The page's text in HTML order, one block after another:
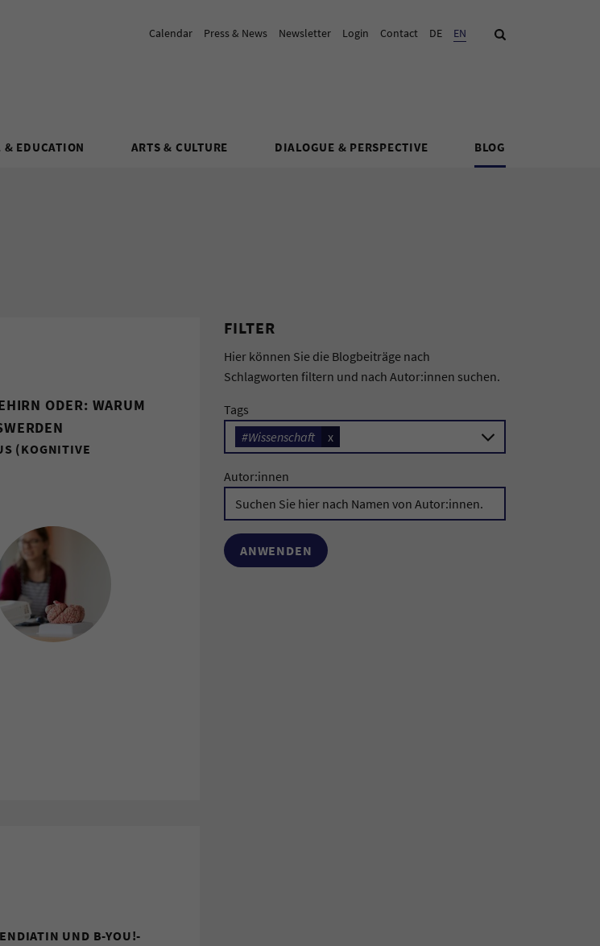
Calendar Press & News Newsletter Login Contact DE Current Language:
EN Search
& EDUCATION ARTS & CULTURE DIALOGUE & PERSPECTIVE BLOG
FILTER
Hier können Sie die Blogbeiträge nach
Schlagworten filtern und nach Autor:innen suchen.
Tags
#Wissenschaft
x
Autor:innen
ODER: WARUM
(KOGNITIVE
UND B-YOU!-